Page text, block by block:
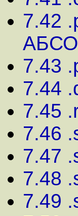
7.42
7.43
7.44
7.45
7.46
7.47
7.48
7.49